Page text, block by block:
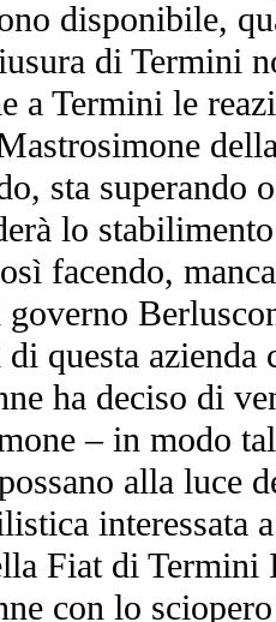
disponibile,
di Termini
a Termini le
sta
lo
facendo,
questa azienda
ha deciso di
– in modo
alla luce
interessata
Fiat di Termini
con lo